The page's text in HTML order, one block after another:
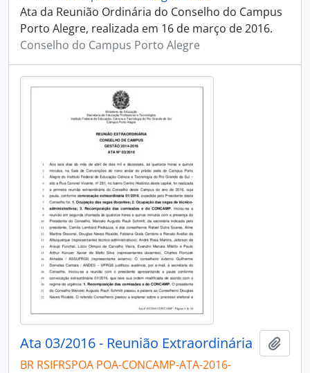
Ata da Reunião Ordinária do Conselho do Campus
Porto Alegre, realizada em 16 de março de 2016.
Conselho do Campus Porto Alegre
Ata 03/2016 - Reunião Extraordinária
BR RSIFRSPOA POA-CONCAMP-ATA-2016-